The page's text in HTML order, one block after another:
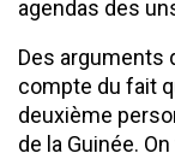
agendas des
Des arguments
compte du fait
deuxième
de la Guinée.